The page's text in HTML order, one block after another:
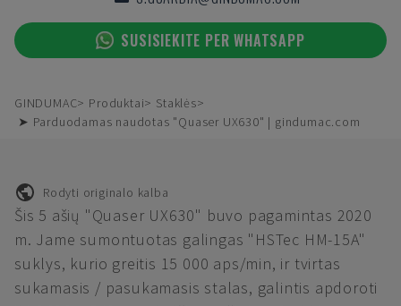
SUSISIEKITE PER WHATSAPP
GINDUMAC Produktai
Staklės
➤ Parduodamas naudotas "Quaser UX630" | gindumac.com
Rodyti originalo kalba
Šis 5 ašių "Quaser UX630" buvo pagamintas 2020
m. Jame sumontuotas galingas "HSTec HM-15A"
suklys, kurio greitis 15 000 aps/min, ir tvirtas
sukamasis / pasukamasis stalas, galintis apdoroti